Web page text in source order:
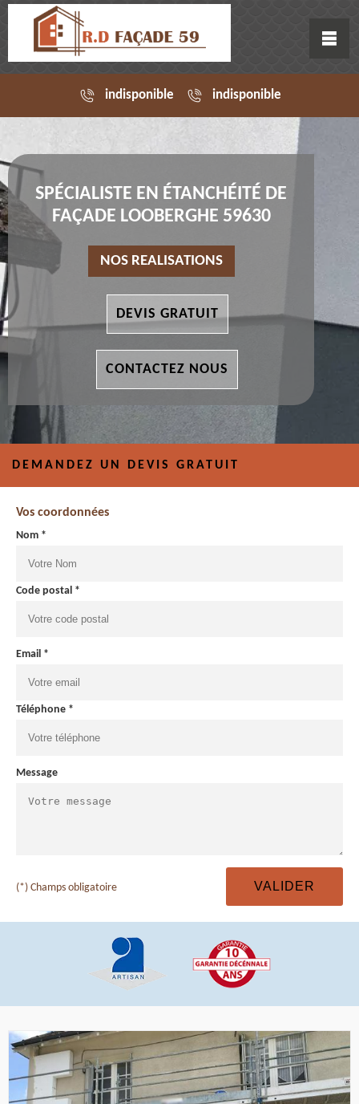
indisponible indisponible
SPÉCIALISTE EN ÉTANCHÉITÉ DE
FAÇADE LOOBERGHE 59630
NOS REALISATIONS
DEVIS GRATUIT
CONTACTEZ NOUS
DEMANDEZ UN DEVIS GRATUIT
Vos coordonnées
Nom *
Code postal *
Email *
Téléphone *
Message
(*) Champs obligatoire